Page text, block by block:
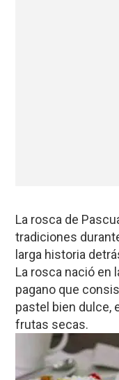
La rosca de
tradiciones
larga historia
La rosca nació en
pagano que
pastel bien dulce,
frutas secas.